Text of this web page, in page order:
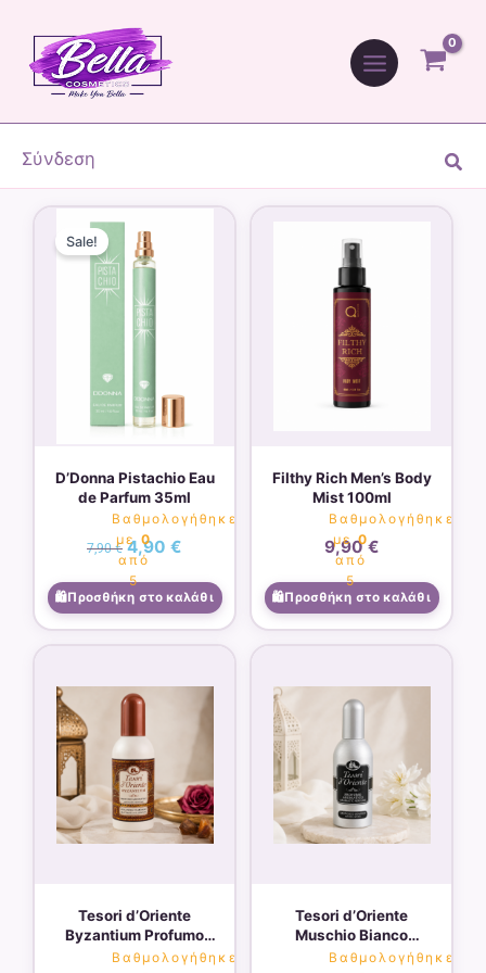
περιεχόμενο
Σύνδεση
Sale!
D’Donna Pistachio Eau
de Parfum 35ml
Βαθμολογήθηκε
με0
από
5
7,90€
price
was:
4,90 €
Προσθήκη στο καλάθι
Filthy Rich Men’s Body
Mist 100ml
Βαθμολογήθηκε
με0
από
5
9,90€
Προσθήκη στο καλάθι
Tesori d’Oriente
Byzantium Profumo
Aromatico – Unisex
Βαθμολογήθηκε
Tesori d’Oriente
Muschio Bianco
Profumo Aromatico –
Βαθμολογήθηκε